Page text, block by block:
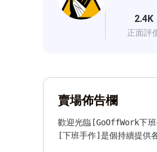
2.4K
正面評
賣場佈告欄
歡迎光臨[GoOffWork下